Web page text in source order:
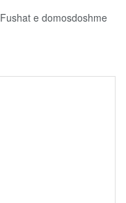
Fushat e domosdoshme